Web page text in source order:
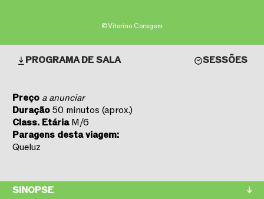
©Vitorino Coragem
PROGRAMA DE SALA SESSÕES
SINOPSE
Preço a anunciar
Duração50 minutos (aprox.)
Class. EtáriaM/6
Paragens desta viagem:
Queluz